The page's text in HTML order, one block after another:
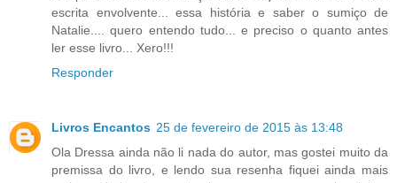
escrita envolvente... essa história e saber o sumiço de
Natalie.... quero entendo tudo... e preciso o quanto antes
ler esse livro... Xero!!!
Responder
Livros Encantos 25 de fevereiro de 2015 às 13:48
Ola Dressa ainda não li nada do autor, mas gostei muito da
premissa do livro, e lendo sua resenha fiquei ainda mais